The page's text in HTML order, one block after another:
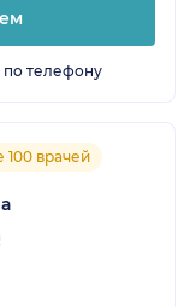
по телефону
100 врачей